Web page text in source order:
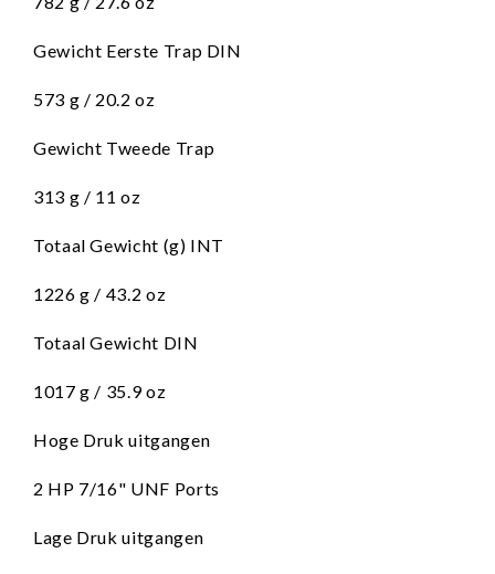
Gewicht Eerste Trap DIN
573 g / 20.2 oz
Gewicht Tweede Trap
313 g / 11 oz
Totaal Gewicht (g) INT
1226 g / 43.2 oz
Totaal Gewicht DIN
1017 g / 35.9 oz
Hoge Druk uitgangen
2 HP 7/16" UNF Ports
Lage Druk uitgangen